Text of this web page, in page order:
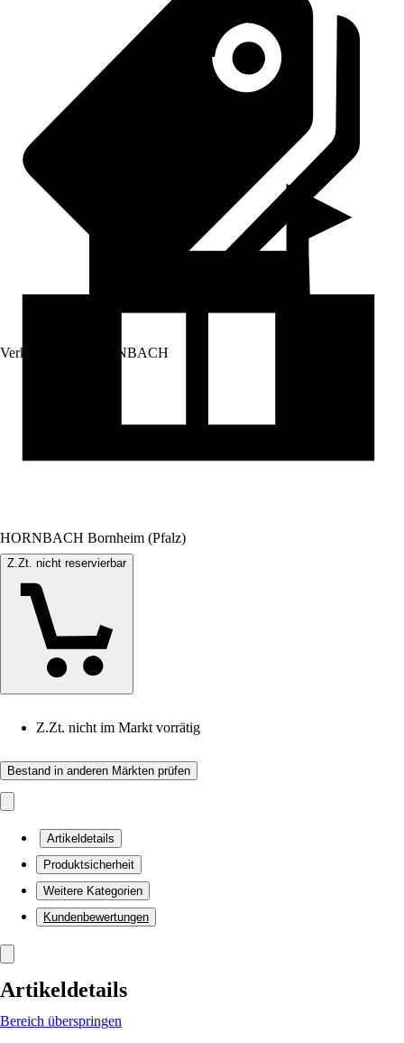
Verkauf durch: HORNBACH
HORNBACH Bornheim (Pfalz)
Z.Zt. nicht reservierbar
Z.Zt. nicht im Markt vorrätig
Bestand in anderen Märkten prüfen
Artikeldetails
Produktsicherheit
Weitere Kategorien
Kundenbewertungen
Artikeldetails
Bereich überspringen